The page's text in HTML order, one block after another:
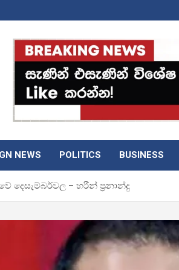
NEWS POLITICS BUSINESS
දෙසැම්බර්වල – හරීන් ප්‍රනාන්දු